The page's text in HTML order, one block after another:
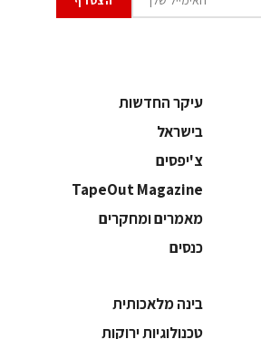
עיקר החדשות
בישראל
צ'יפסים
TapeOut Magazine
מאמרים ומחקרים
כנסים
בינה מלאכותית
‫טכנולוגיות ירוקות‬